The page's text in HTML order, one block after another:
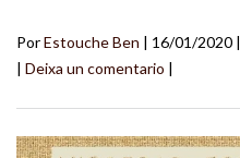
PorEstouche Ben | 16/01/2020 |
| Deixa un comentario |